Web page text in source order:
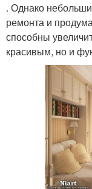
. Однако
ремонта и
способны
красивым, но и